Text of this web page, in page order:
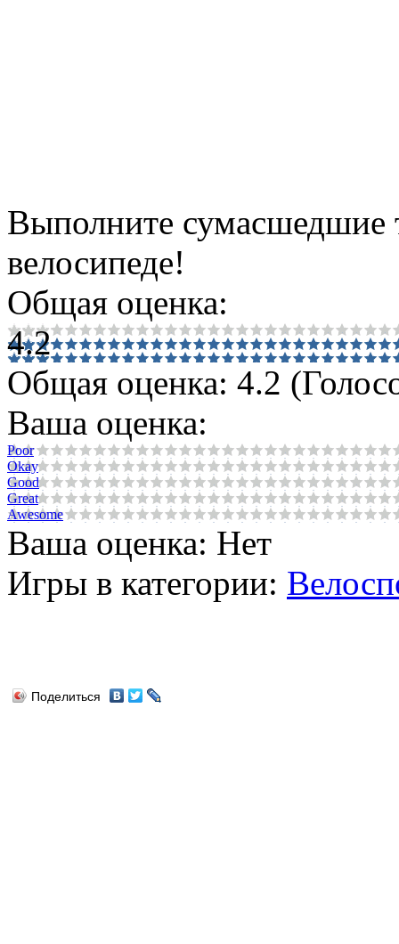
Выполните сумасшедшие
велосипеде!
Общая оценка:
4.2
Общая оценка: 4.2 (
Ваша оценка:
Poor
Okay
Good
Great
Awesome
Ваша оценка: Нет
Игры в категории:
Поделиться